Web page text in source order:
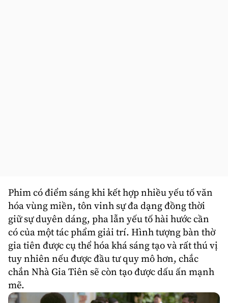
Phim có điểm sáng khi kết hợp nhiều yếu tố văn
hóa vùng miền, tôn vinh sự đa dạng đồng thời
giữ sự duyên dáng, pha lẫn yếu tố hài hước cần
có của một tác phẩm giải trí. Hình tượng bàn thờ
gia tiên được cụ thể hóa khá sáng tạo và rất thú vị
tuy nhiên nếu được đầu tư quy mô hơn, chắc
chắn Nhà Gia Tiên sẽ còn tạo được dấu ấn mạnh
mẽ.